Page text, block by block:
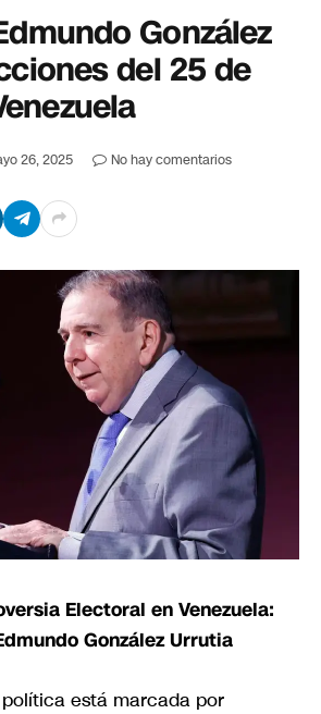
González
del 25 de
26, 2025
No hay comentarios
Electoral en Venezuela:
González Urrutia
política está marcada por